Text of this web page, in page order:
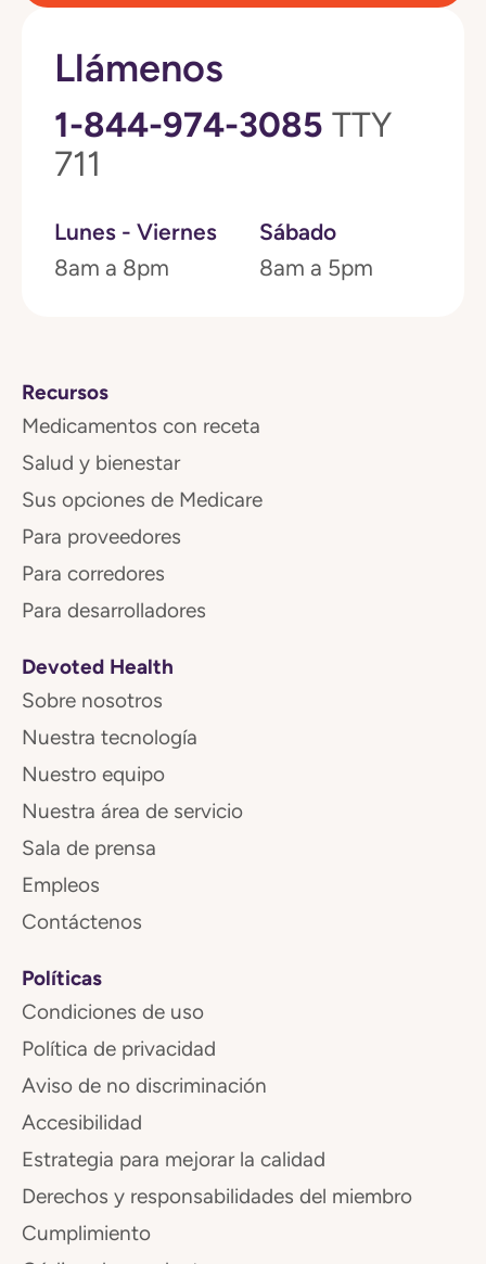
Llámenos
1-844-974-3085 TTY
711
Lunes - Viernes
8am a 8pm
Sábado
8am a 5pm
Recursos
Medicamentos con receta
Salud y bienestar
Sus opciones de Medicare
Para proveedores
Para corredores
Para desarrolladores
Devoted Health
Sobre nosotros
Nuestra tecnología
Nuestro equipo
Nuestra área de servicio
Sala de prensa
Empleos
Contáctenos
Políticas
Condiciones de uso
Política de privacidad
Aviso de no discriminación
Accesibilidad
Estrategia para mejorar la calidad
Derechos y responsabilidades del miembro
Cumplimiento